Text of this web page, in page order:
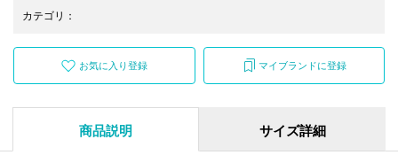
カテゴリ ：
お気に入り登録 マイブランドに登録
商品説明 サイズ詳細